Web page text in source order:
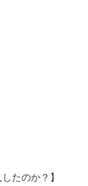
たのか？】